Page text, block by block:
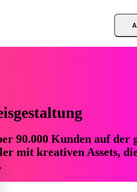
90.000 Kunden auf der
mit kreativen Assets,